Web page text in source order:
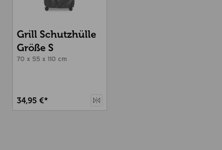
Grill Schutzhülle
Größe S
70 x 55 x 110 cm
34,95 €*